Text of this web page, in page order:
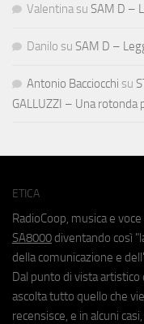
Valentina su SAM D –
Danilo su SAM D –
Antonio Bacciocchi su
GALLUZZI – Una rotonda
ETICA
RadioCoop, musica e
SA8000 diventando così
della comunicazione e
Dal punto di vista
ascolta tutto quello che
recensisce, e in alcuni